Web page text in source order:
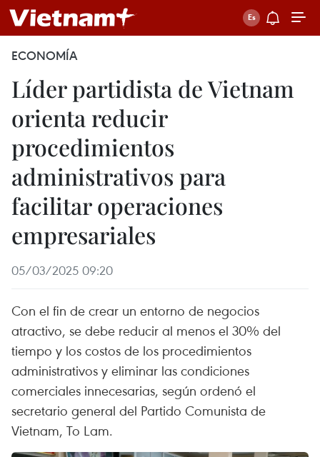
ECONOMÍA
Líder partidista de Vietnam
orienta reducir
procedimientos
administrativos para
facilitar operaciones
empresariales
05/03/2025 09:20
Con el fin de crear un entorno de negocios
atractivo, se debe reducir al menos el 30% del
tiempo y los costos de los procedimientos
administrativos y eliminar las condiciones
comerciales innecesarias, según ordenó el
secretario general del Partido Comunista de
Vietnam, To Lam.